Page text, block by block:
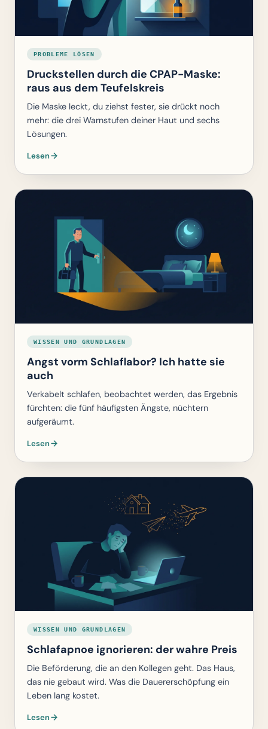
PROBLEME LÖSEN
Druckstellen durch die CPAP-Maske:
raus aus dem Teufelskreis
Die Maske leckt, du ziehst fester, sie drückt noch
mehr: die drei Warnstufen deiner Haut und sechs
Lösungen.
Lesen
WISSEN UND GRUNDLAGEN
Angst vorm Schlaflabor? Ich hatte sie
auch
Verkabelt schlafen, beobachtet werden, das Ergebnis
fürchten: die fünf häufigsten Ängste, nüchtern
aufgeräumt.
Lesen
WISSEN UND GRUNDLAGEN
Schlafapnoe ignorieren: der wahre Preis
Die Beförderung, die an den Kollegen geht. Das Haus,
das nie gebaut wird. Was die Dauererschöpfung ein
Leben lang kostet.
Lesen